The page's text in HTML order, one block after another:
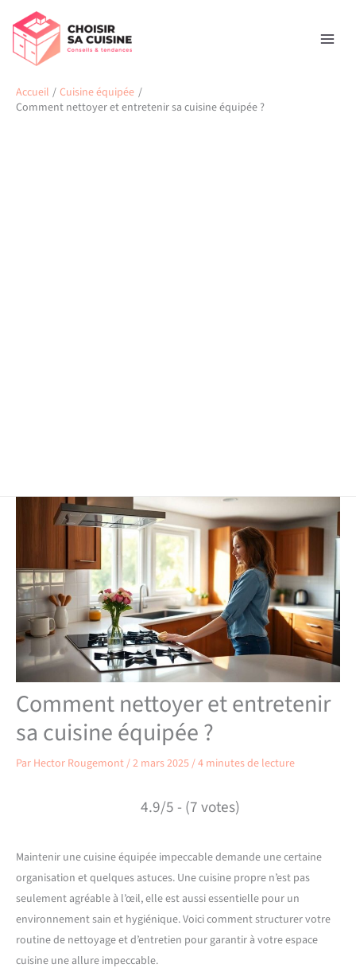
contenu
Accueil
Cuisine équipée
Comment nettoyer et entretenir sa cuisine équipée ?
Comment nettoyer et entretenir
sa cuisine équipée ?
Par Hector Rougemont/2 mars 2025/4 minutes de lecture
4.9/5 - (7 votes)
Maintenir une cuisine équipée impeccable demande une certaine
organisation et quelques astuces. Une cuisine propre n’est pas
seulement agréable à l’œil, elle est aussi essentielle pour un
environnement sain et hygiénique. Voici comment structurer votre
routine de nettoyage et d’entretien pour garantir à votre espace
cuisine une allure impeccable.
Rechercher